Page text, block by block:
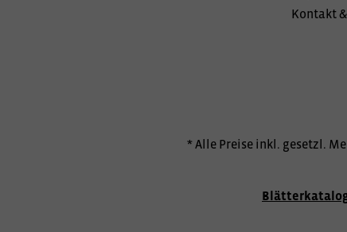
Kontakt
* Alle Preise inkl. gesetzl.